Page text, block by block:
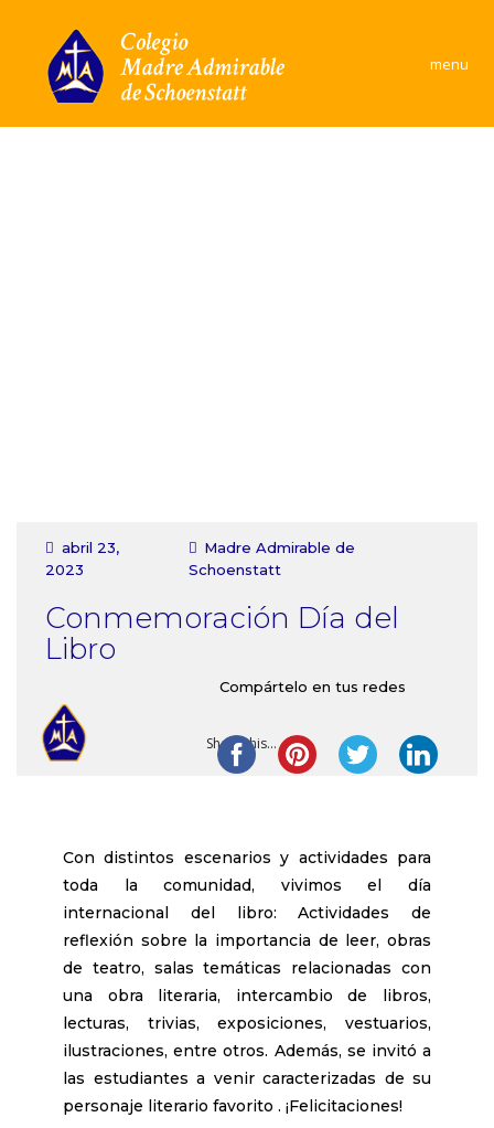
Contacto
menu
abril 23,
2023
Madre Admirable de
Schoenstatt
Conmemoración Día del
Libro
Compártelo en tus redes
Share this...
Con distintos escenarios y actividades para
toda la comunidad, vivimos el día
internacional del libro: Actividades de
reflexión sobre la importancia de leer, obras
de teatro, salas temáticas relacionadas con
una obra literaria, intercambio de libros,
lecturas, trivias, exposiciones, vestuarios,
ilustraciones, entre otros. Además, se invitó a
las estudiantes a venir caracterizadas de su
personaje literario favorito . ¡Felicitaciones!